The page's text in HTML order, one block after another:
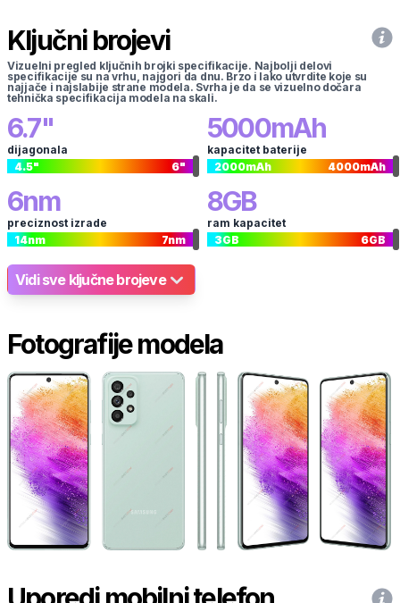
Ključni brojevi
Vizuelni pregled ključnih brojki specifikacije. Najbolji delovi
specifikacije su na vrhu, najgori da dnu. Brzo i lako utvrdite koje su
najjače i najslabije strane modela. Svrha je da se vizuelno dočara
tehnička specifikacija modela na skali.
6.7"
dijagonala
4.5" 6"
5000mAh
kapacitet baterije
2000mAh 4000mAh
6nm
preciznost izrade
14nm 7nm
8GB
ram kapacitet
3GB 6GB
Vidi sve ključne brojeve
Fotografije modela